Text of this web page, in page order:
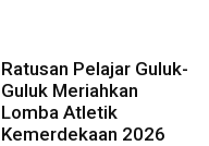
Ratusan Pelajar Guluk-
Guluk Meriahkan
Lomba Atletik
Kemerdekaan 2026